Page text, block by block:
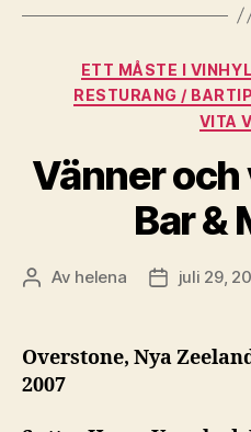
ETT MÅSTE I
RESTURANG /
VITA
Vänner och
Bar &
Inläggsförfattare
Av helena juli 29,
Overstone, Nya
2007